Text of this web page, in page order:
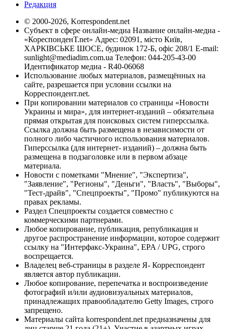
Редакция
© 2000-2026, Korrespondent.net
Субъект в сфере онлайн-медиа Название онлайн-медиа -
«КореспонденТ.net» Адрес: 02091, місто Київ,
ХАРКІВСЬКЕ ШОСЕ, будинок 172-Б, офіс 208/1 E-mail:
sunlight@mediadim.com.ua Телефон: 044-205-43-00
Идентификатор медиа - R40-06068
Использование любых материалов, размещённых на
сайте, разрешается при условии ссылки на
Корреспондент.net.
При копировании материалов со страницы «Новости
Украины и мира», для интернет-изданий – обязательна
прямая открытая для поисковых систем гиперссылка.
Ссылка должна быть размещена в независимости от
полного либо частичного использования материалов.
Гиперссылка (для интернет- изданий) – должна быть
размещена в подзаголовке или в первом абзаце
материала.
Новости с пометками "Мнение", "Экспертиза",
"Заявление", "Регионы", "Деньги", "Власть", "Выборы",
"Тест-драйв", "Спецпроекты", "Промо" публикуются на
правах рекламы.
Раздел Спецпроекты создается совместно с
коммерческими партнерами.
Любое копирование, публикация, републикация и
другое распространение информации, которое содержит
ссылку на "Интерфакс-Украина", EPA / UPG, строго
воспрещается.
Владелец веб-страницы в разделе Я- Корреспондент
является автор публикации.
Любое копирование, перепечатка и воспроизведение
фотографий и/или аудиовизуальных материалов,
принадлежащих правообладателю Getty Images, строго
запрещено.
Материалы сайта korrespondent.net предназначены для